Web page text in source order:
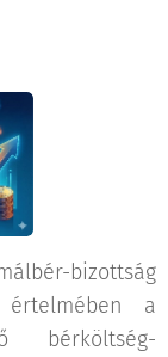
a
bérköltség-